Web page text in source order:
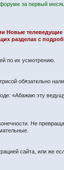
за первый
Новые
разделах с
по их усмотрению.
обязательно
«Абажаю эту
Не
сайта, или же